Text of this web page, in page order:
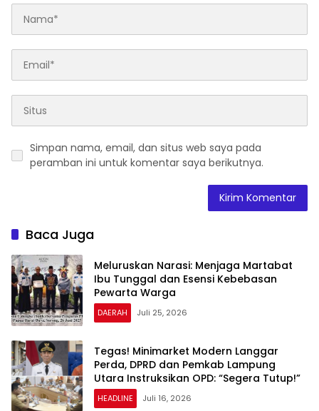
Simpan nama, email, dan situs web saya pada
peramban ini untuk komentar saya berikutnya.
Baca Juga
Meluruskan Narasi: Menjaga Martabat
Ibu Tunggal dan Esensi Kebebasan
Pewarta Warga
DAERAH Juli 25, 2026
Tegas! Minimarket Modern Langgar
Perda, DPRD dan Pemkab Lampung
Utara Instruksikan OPD: “Segera Tutup!”
HEADLINE Juli 16, 2026